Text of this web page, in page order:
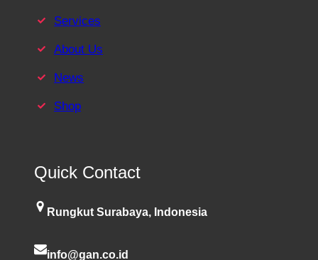
Services
About Us
News
Shop
Quick Contact
Rungkut Surabaya, Indonesia
info@gan.co.id